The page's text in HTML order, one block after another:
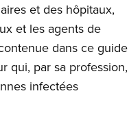
et des hôpitaux,
et les agents de
dans ce guide
qui, par sa profession,
infectées